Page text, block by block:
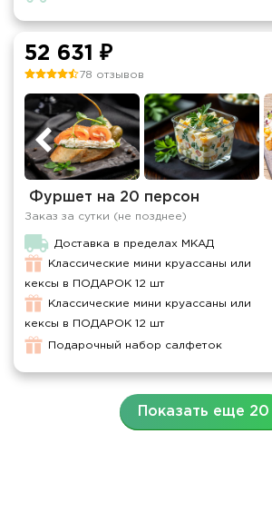
52 631 ₽
78 отзывов
Фуршет на 20 персон
Заказ за сутки (не позднее)
Доставка в пределах МКАД
Классические мини круассаны или
кексы в ПОДАРОК 12 шт
Классические мини круассаны или
кексы в ПОДАРОК 12 шт
Подарочный набор салфеток
Показать еще 20